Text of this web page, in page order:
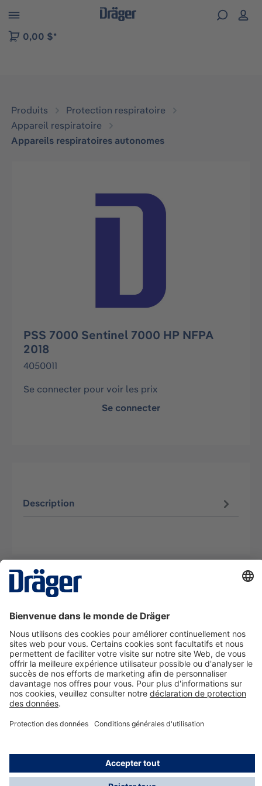
to B2B platform navigation
0,00 $*
Produits
Protection respiratoire
Appareil respiratoire
Appareils respiratoires autonomes
Ignorer la galerie d'images
PSS 7000 Sentinel 7000 HP NFPA
2018
4050011
Se connecter pour voir les prix
Se connecter
Description
La technologie
Nous contacter
A propos de Dräger
Informations
*Les taxes et les frais d'expédition ne sont pas inclus